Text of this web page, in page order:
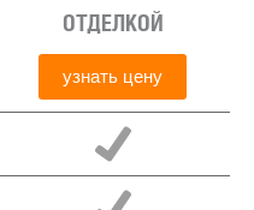
ОТДЕЛКОЙ
узнать цену